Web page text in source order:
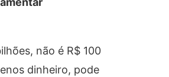
não é R$ 100
dinheiro, pode